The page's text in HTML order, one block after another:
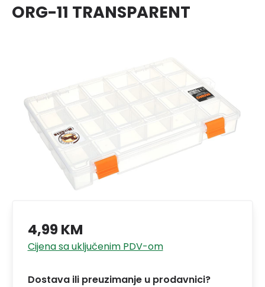
ORG-11 TRANSPARENT
4,99 KM
Cijena sa uključenim PDV-om
Dostava ili preuzimanje u prodavnici?